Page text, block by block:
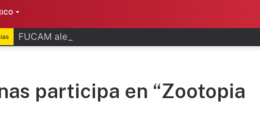
FUCAM alerta a pacientes por hackeo de datos
participa en “Zootopia